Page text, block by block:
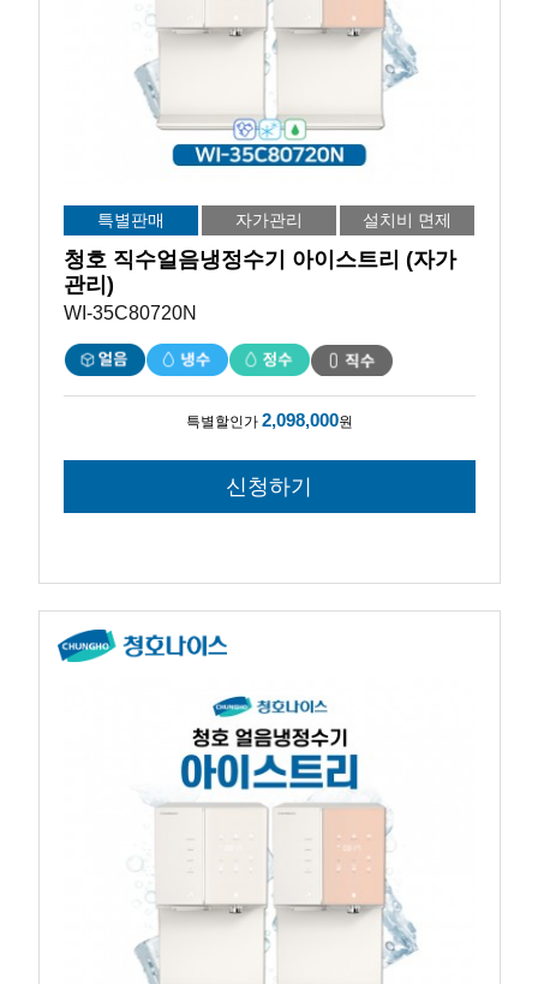
특별판매 자가관리 설치비 면제
청호 직수얼음냉정수기 아이스트리 (자가
관리)
WI-35C80720N
특별할인가 2,098,000원